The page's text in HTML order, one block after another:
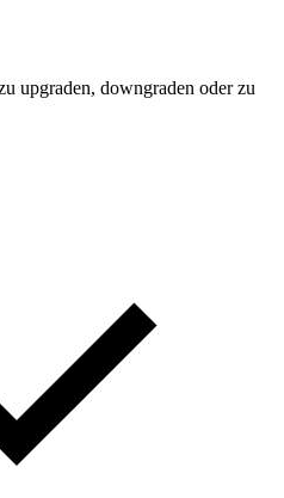
upgraden, downgraden oder zu